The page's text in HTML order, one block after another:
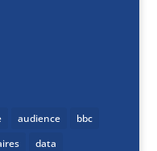
audience
bbc
data